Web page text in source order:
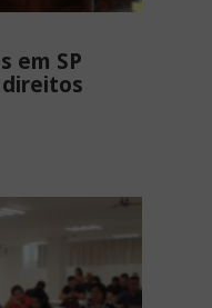
em SP